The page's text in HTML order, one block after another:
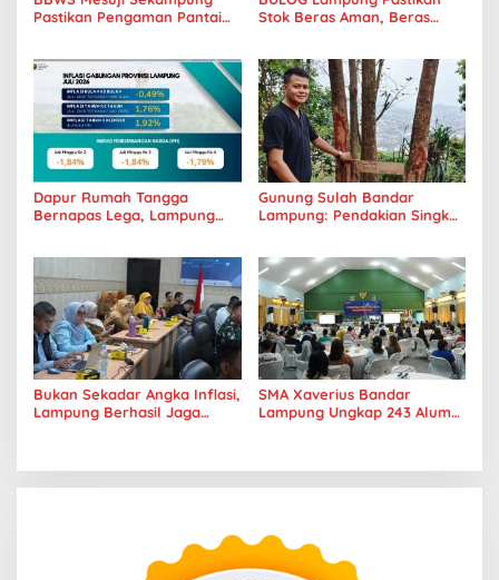
Pastikan Pengaman Pantai
Stok Beras Aman, Beras
Dapur Rumah Tangga
Bernapas Lega, Lampung
Gunung Sulah Bandar
Lampung: Pendakian Singkat
Bukan Sekadar Angka Inflasi,
Lampung Berhasil Jaga
SMA Xaverius Bandar
Lampung Ungkap 243 Alumni